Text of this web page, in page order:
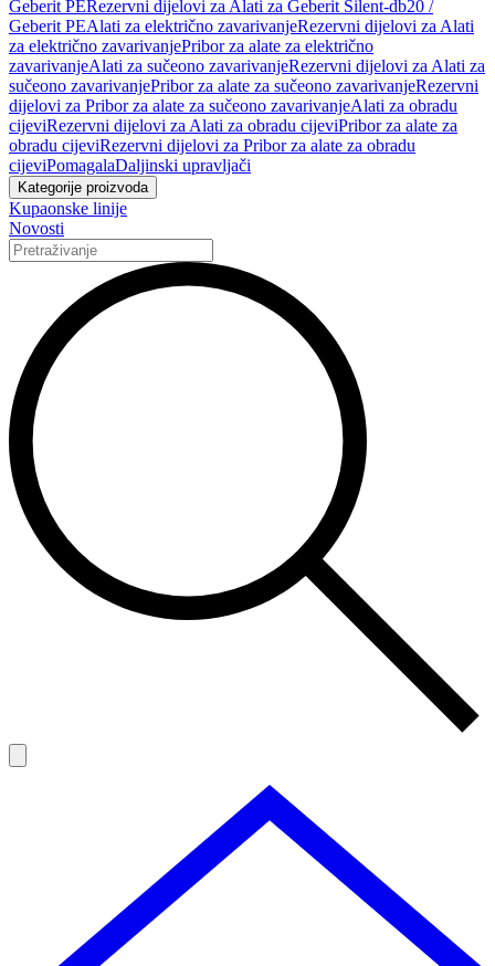
Geberit PERezervni dijelovi za Alati za Geberit Silent-db20 /
Geberit PEAlati za električno zavarivanjeRezervni dijelovi za Alati
za električno zavarivanjePribor za alate za električno
zavarivanjeAlati za sučeono zavarivanjeRezervni dijelovi za Alati za
sučeono zavarivanjePribor za alate za sučeono zavarivanjeRezervni
dijelovi za Pribor za alate za sučeono zavarivanjeAlati za obradu
cijeviRezervni dijelovi za Alati za obradu cijeviPribor za alate za
obradu cijeviRezervni dijelovi za Pribor za alate za obradu
cijeviPomagalaDaljinski upravljači
Kategorije proizvoda
Kupaonske linije
Novosti